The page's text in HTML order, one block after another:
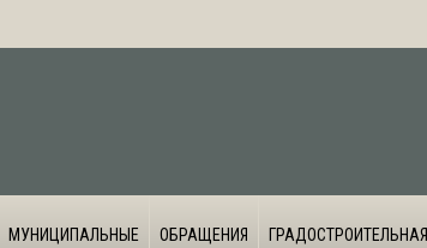
МУНИЦИПАЛЬНЫЕ
ОБРАЩЕНИЯ
ГРАДОСТРОИТЕЛЬНАЯ